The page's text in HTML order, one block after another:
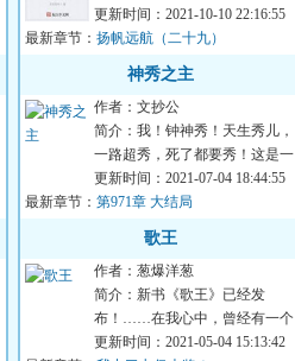
准的官三代，他本该走马架鹰，
过着最嚣张的纨...
更新时间：2021-10-10 22:16:55
最新章节： 扬帆远航（二十九）
神秀之主
作者：文抄公
简介：我！钟神秀！天生秀儿，
一路超秀，死了都要秀！这是一
位秀儿，在异世界不断秀出群
伦，秀出个性，秀...
更新时间：2021-07-04 18:44:55
最新章节： 第971章 大结局
歌王
作者：葱爆洋葱
简介：新书《歌王》已经发
布！……在我心中，曾经有一个
梦，要用歌声让你忘了所有的
更新时间：2021-05-04 15:13:42